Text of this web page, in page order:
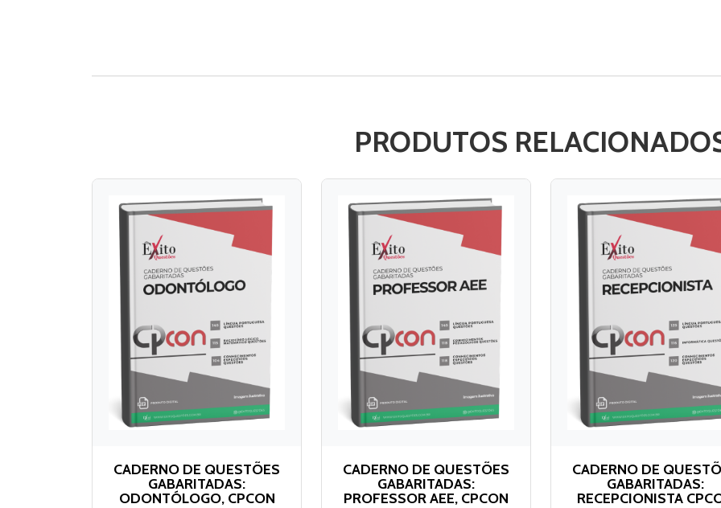
PRODUTOS
CADERNO DE QUESTÕES
GABARITADAS:
ODONTÓLOGO, CPCON
CADERNO DE QUESTÕES
GABARITADAS:
PROFESSOR AEE, CPCON
CADERNO DE
GABARITADAS:
RECEPCIONISTA